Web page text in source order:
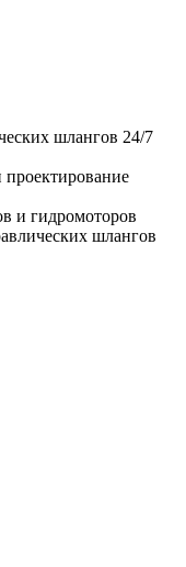
шлангов 24/7
и гидромоторов
шлангов